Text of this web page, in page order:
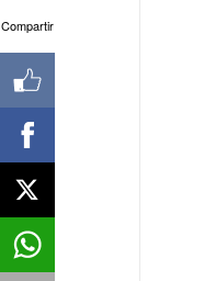
Compartir